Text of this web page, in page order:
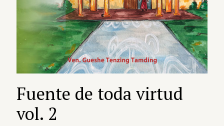
Fuente de toda virtud
vol. 2